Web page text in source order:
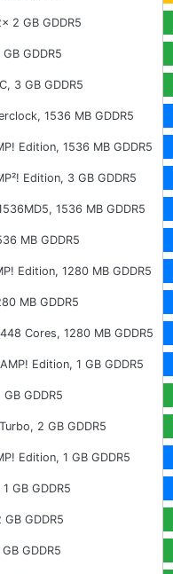
2 GB GDDR5
GDDR5
3 GB GDDR5
1536 MB GDDR5
Edition, 1536 MB GDDR5
Edition, 3 GB GDDR5
1536 MB GDDR5
MB GDDR5
Edition, 1280 MB GDDR5
MB GDDR5
Cores, 1280 MB GDDR5
Edition, 1 GB GDDR5
GDDR5
2 GB GDDR5
Edition, 1 GB GDDR5
GB GDDR5
GDDR5
GDDR5